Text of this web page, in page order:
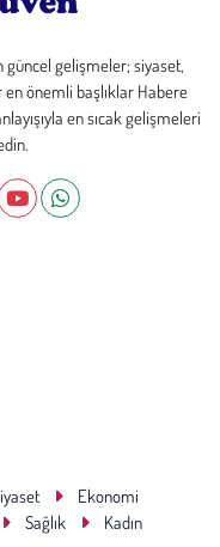
gelişmeler; siyaset,
önemli başlıklar Habere
en sıcak gelişmeleri
Ekonomi
Sağlık
Kadın